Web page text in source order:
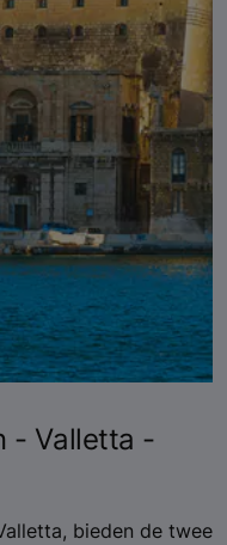
- Valletta -
bieden de twee